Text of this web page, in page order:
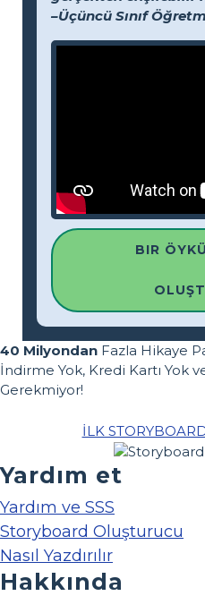
–Üçüncü Sınıf
BIR
40 Milyondan Fazla Hikaye
İndirme Yok, Kredi Kartı Yok
Gerekmiyor!
İLK
Yardım et
Yardım ve SSS
Storyboard Oluşturucu
Nasıl Yazdırılır
Hakkında